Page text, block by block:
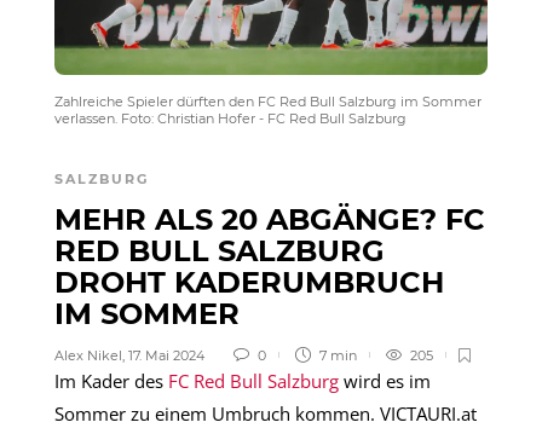
Zahlreiche Spieler dürften den FC Red Bull Salzburg im Sommer
verlassen. Foto: Christian Hofer - FC Red Bull Salzburg
SALZBURG
MEHR ALS 20 ABGÄNGE? FC
RED BULL SALZBURG
DROHT KADERUMBRUCH
IM SOMMER
Alex Nikel, 17. Mai 2024 0 7 min 205
Im Kader des FC Red Bull Salzburg wird es im
Sommer zu einem Umbruch kommen. VICTAURI.at